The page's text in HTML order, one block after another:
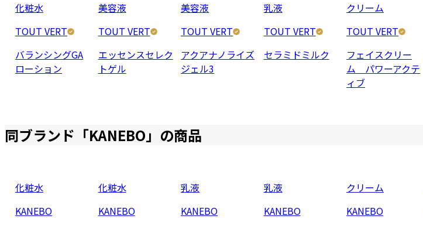
化粧水
TOUT VERT
バランシングGA
ローション
美容液
TOUT VERT
エッセンスセレク
トゲル
美容液
TOUT VERT
アクアナノライズ
ジェル3
乳液
TOUT VERT
セラミドミルク
クリーム
TOUT VERT
フェイスクリー
ム パワーアクテ
ィブ
同ブランド「KANEBO」の商品
化粧水
KANEBO
化粧水
KANEBO
乳液
KANEBO
乳液
KANEBO
クリーム
KANEBO